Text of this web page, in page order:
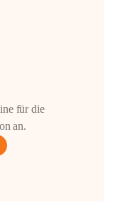
für die
an.